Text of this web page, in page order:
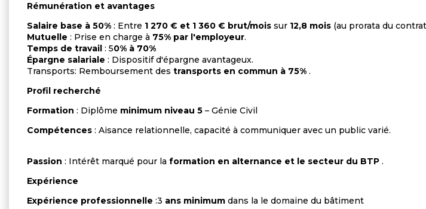
Rémunération et avantages
Salaire base à 50% : Entre 1 270 € et 1 360 € brut/mois sur 12,8 mois (au prorata du
Mutuelle : Prise en charge à 75% par l'employeur.
Temps de travail : 50% à 70%
Épargne salariale : Dispositif d'épargne avantageux.
Transports: Remboursement des transports en commun à 75% .
Profil recherché
Formation : Diplôme minimum niveau 5 – Génie Civil
Compétences : Aisance relationnelle, capacité à communiquer avec un public varié.
Passion : Intérêt marqué pour la formation en alternance et le secteur du BTP .
Expérience
Expérience professionnelle :3 ans minimum dans la le domaine du bâtiment